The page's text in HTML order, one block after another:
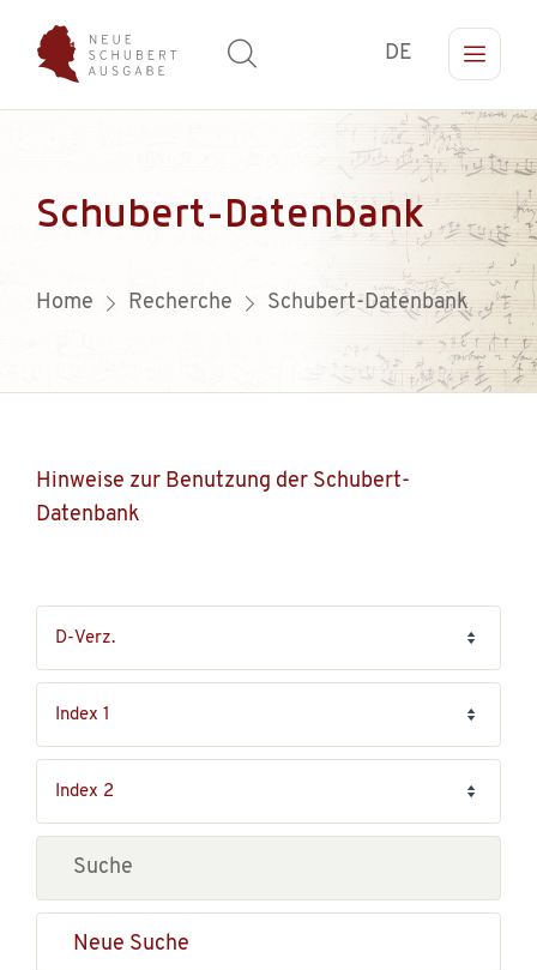
DE
Schubert-Datenbank
Home Recherche Schubert-Datenbank
Hinweise zur Benutzung der Schubert-
Datenbank
Neue Suche